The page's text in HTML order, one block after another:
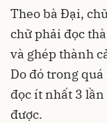
Theo bà Đại,
chữ phải đọc
và ghép thành
Do đó trong
đọc ít nhất 3
được.